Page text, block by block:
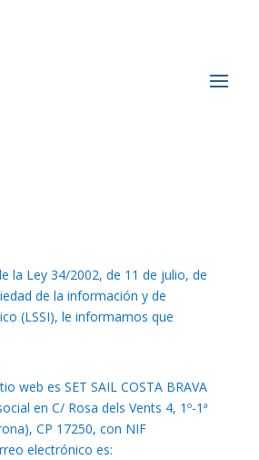
la Ley 34/2002, de 11 de julio, de
de la información y de
(LSSI), le informamos que
web es SET SAIL COSTA BRAVA
en C/ Rosa dels Vents 4, 1º-1ª
CP 17250, con NIF
electrónico es: